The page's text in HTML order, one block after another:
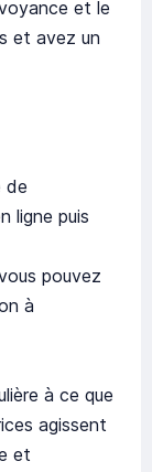
et le
et avez un
de
ligne puis
pouvez
à
à ce que
agissent
et